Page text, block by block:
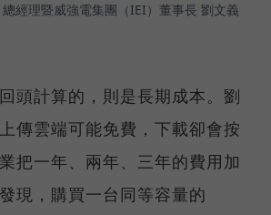
經理暨威強電集團（IEI）董事長 劉文義
頭計算的，則是長期成本。劉
傳雲端可能免費，下載卻會按
把一年、兩年、三年的費用加
現，購買一台同等容量的